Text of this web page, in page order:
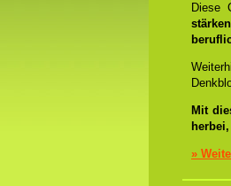
Diese
Mit
»